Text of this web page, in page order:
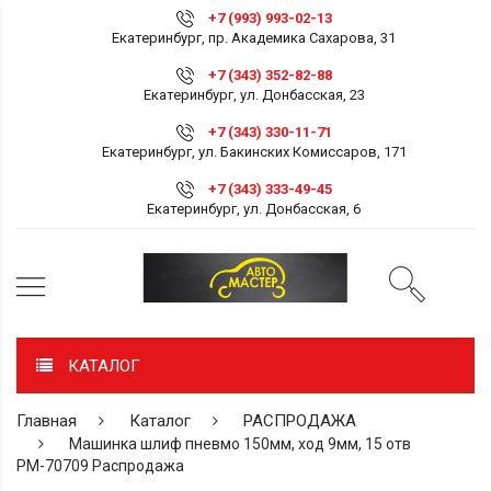
+7 (993) 993-02-13
Екатеринбург, пр. Академика Сахарова, 31
+7 (343) 352-82-88
Екатеринбург, ул. Донбасская, 23
+7 (343) 330-11-71
Екатеринбург, ул. Бакинских Комиссаров, 171
+7 (343) 333-49-45
Екатеринбург, ул. Донбасская, 6
КАТАЛОГ
Главная Каталог РАСПРОДАЖА
Машинка шлиф пневмо 150мм, ход 9мм, 15 отв
РМ-70709 Распродажа